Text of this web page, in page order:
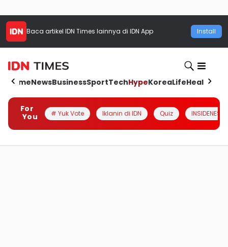
Baca artikel IDN Times lainnya di IDN App Install
HomeNewsBusinessSportTechHypeKoreaLifeHealth
For
You
# Yuk Vote Iklanin di IDN Quiz INSIDENESIA